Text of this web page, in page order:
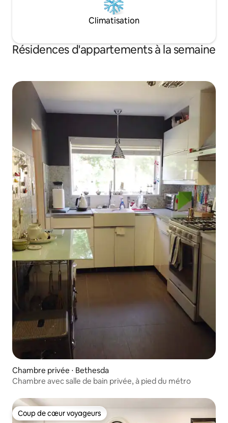
Climatisation
Résidences d'appartements à la semaine
Chambre privée ⋅ Bethesda
Chambre avec salle de bain privée, à pied du métro
Coup de cœur voyageurs
Coup de cœur voyageurs